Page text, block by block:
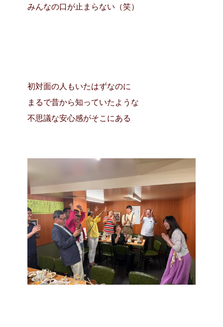
みんなの口が止まらない（笑）
初対面の人もいたはずなのに
まるで昔から知っていたような
不思議な安心感がそこにある